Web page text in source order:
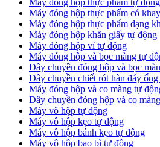
Máy đóng hộp thực phẩm có
Máy đóng hộp thực phẩm dạng
Máy đóng hộp khăn giấy tự động
Máy đóng hộp vỉ tự động
Máy đóng hộp và bọc màng tự
Dây chuyền đóng hộp và bọc
Dây chuyền chiết rót hàn đáy
Máy đóng hộp và co màng tự
Dây chuyền đóng hộp và co
Máy vô hộp tự động
Máy vô hộp kẹo tự động
Máy vô hộp bánh kẹo tự động
Máy vô hộp bao bì tự động